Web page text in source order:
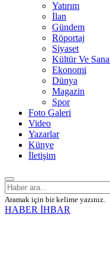
Yatırım
İlan
Gündem
Röportaj
Siyaset
Kültür Ve
Ekonomi
Dünya
Magazin
Spor
Foto Galeri
Video
Yazarlar
Künye
İletişim
Aramak için bir kelime yazınız.
HABER İHBAR